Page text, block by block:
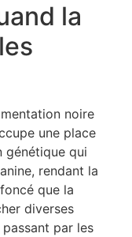
la
noire
une place
génétique qui
rendant la
que la
diverses
par les